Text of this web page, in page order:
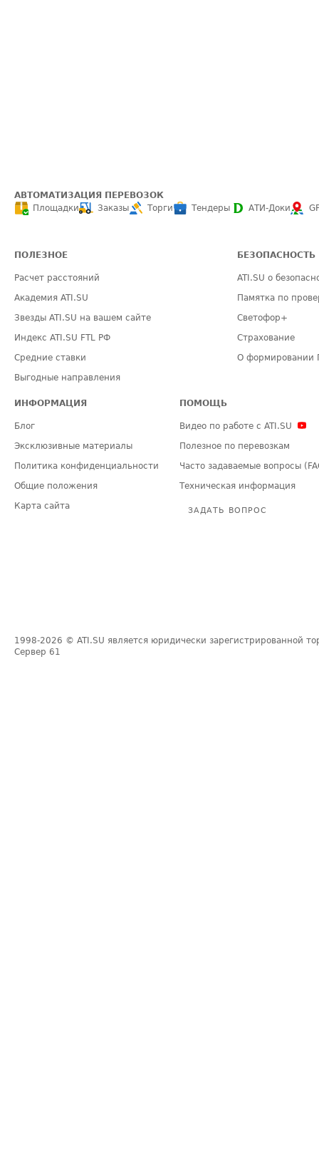
АВТОМАТИЗАЦИЯ ПЕРЕВОЗОК
Площадки
Заказы Торги Тендеры АТИ-Доки
ПОЛЕЗНОЕ
Расчет расстояний
Академия ATI.SU
Звезды ATI.SU на вашем сайте
Индекс ATI.SU FTL РФ
Средние ставки
Выгодные направления
БЕЗОПАСНОСТЬ
ATI.SU о
Памятка по
Светофор+
Страхование
О формировании
ИНФОРМАЦИЯ
Блог
Эксклюзивные материалы
Политика конфиденциальности
Общие положения
Карта сайта
ПОМОЩЬ
Видео по работе с ATI.SU
Полезное по перевозкам
Часто задаваемые вопросы
Техническая информация
ЗАДАТЬ ВОПРОС
1998-2026 © ATI.SU является юридически зарегистрированной
Сервер 61